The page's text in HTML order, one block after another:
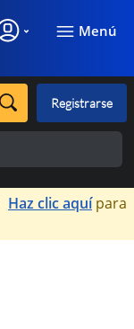
Menú
Registrarse
×
Haz clic aquípara